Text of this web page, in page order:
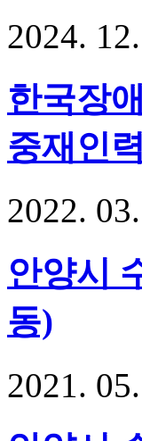
2024. 12.
한국장
중재인
2022. 03.
안양시
동)
2021. 05.